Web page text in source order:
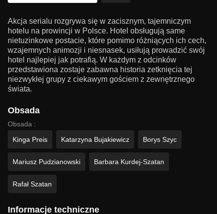
Akcja serialu rozgrywa się w zacisznym, tajemniczym
hotelu na prowincji w Polsce. Hotel obsługują same
nietuzinkowe postacie, które pomimo różniących ich cech,
wzajemnych animozji i niesnasek, usiłują prowadzić swój
hotel najlepiej jak potrafią. W każdym z odcinków
przedstawiona zostaje zabawna historia zetknięcia tej
niezwykłej grupy z ciekawym gościem z zewnętrznego
świata.
Obsada
Obsada :
Kinga Preis
Katarzyna Bujakiewicz Borys Szyc
Mariusz Pudzianowski Barbara Kurdej-Szatan
Rafał Szatan
Informacje techniczne